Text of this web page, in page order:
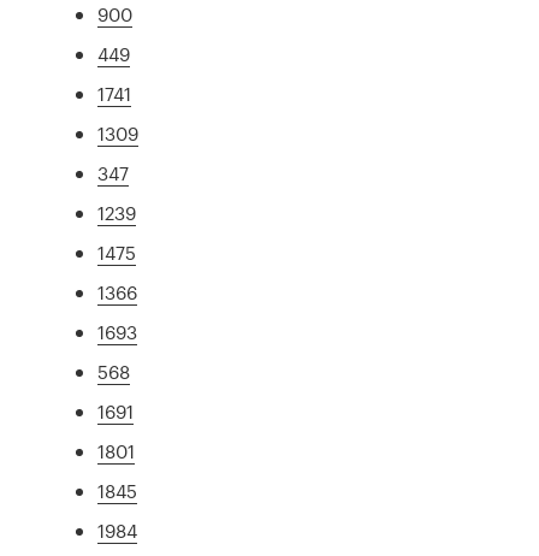
900
449
1741
1309
347
1239
1475
1366
1693
568
1691
1801
1845
1984